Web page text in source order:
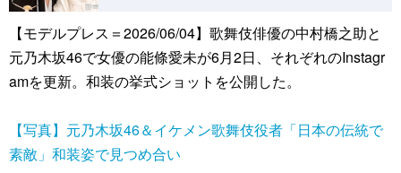
【モデルプレス＝2026/06/04】歌舞伎俳優の中村橋之助と
元乃木坂46で女優の能條愛未が6月2日、それぞれのInstagr
amを更新。和装の挙式ショットを公開した。
【写真】元乃木坂46＆イケメン歌舞伎役者「日本の伝統で
素敵」和装姿で見つめ合い